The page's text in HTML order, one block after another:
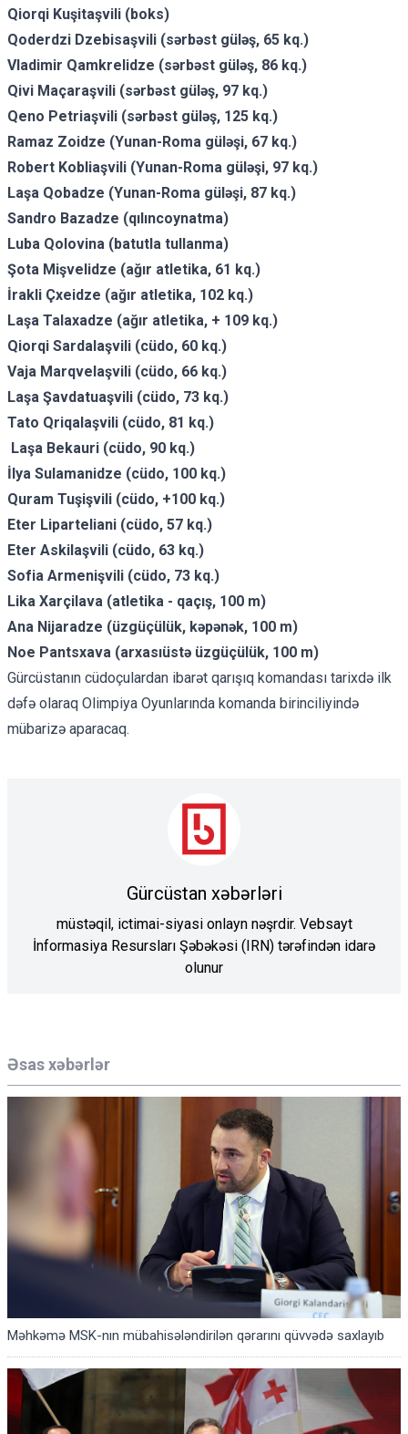
Əsas xəbərlər
Məhkəmə MSK-nın mübahisələndirilən qərarını qüvvədə saxlayıb
Qiorqi Kuşitaşvili (boks)
Qoderdzi Dzebisaşvili (sərbəst güləş, 65 kq.)
Vladimir Qamkrelidze (sərbəst güləş, 86 kq.)
Qivi Maçaraşvili (sərbəst güləş, 97 kq.)
Qeno Petriaşvili (sərbəst güləş, 125 kq.)
Ramaz Zoidze (Yunan-Roma güləşi, 67 kq.)
Robert Kobliaşvili (Yunan-Roma güləşi, 97 kq.)
Laşa Qobadze (Yunan-Roma güləşi, 87 kq.)
Sandro Bazadze (qılıncoynatma)
Luba Qolovina (batutla tullanma)
Şota Mişvelidze (ağır atletika, 61 kq.)
İrakli Çxeidze (ağır atletika, 102 kq.)
Laşa Talaxadze (ağır atletika, + 109 kq.)
Qiorqi Sardalaşvili (cüdo, 60 kq.)
Vaja Marqvelaşvili (cüdo, 66 kq.)
Laşa Şavdatuaşvili (cüdo, 73 kq.)
Tato Qriqalaşvili (cüdo, 81 kq.)
Laşa Bekauri (cüdo, 90 kq.)
İlya Sulamanidze (cüdo, 100 kq.)
Quram Tuşişvili (cüdo, +100 kq.)
Eter Liparteliani (cüdo, 57 kq.)
Eter Askilaşvili (cüdo, 63 kq.)
Sofia Armenişvili (cüdo, 73 kq.)
Lika Xarçilava (atletika - qaçış, 100 m)
Ana Nijaradze (üzgüçülük, kəpənək, 100 m)
Noe Pantsxava (arxasıüstə üzgüçülük, 100 m)
Gürcüstanın cüdoçulardan ibarət qarışıq komandası tarixdə ilk
dəfə olaraq Olimpiya Oyunlarında komanda birinciliyində
mübarizə aparacaq.
Gürcüstan xəbərləri
müstəqil, ictimai-siyasi onlayn nəşrdir. Vebsayt
İnformasiya Resursları Şəbəkəsi (IRN) tərəfindən idarə
olunur